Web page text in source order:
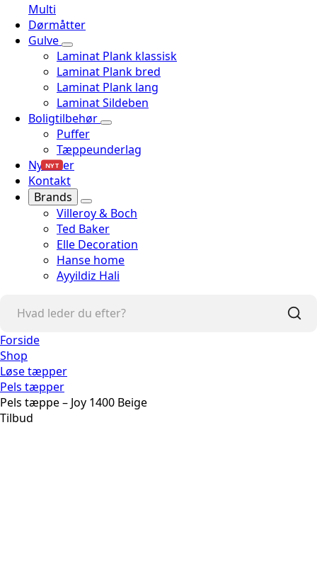
Multi
Dørmåtter
Gulve
Laminat Plank klassisk
Laminat Plank bred
Laminat Plank lang
Laminat Sildeben
Boligtilbehør
Puffer
Tæppeunderlag
Nyheder
NYT
Kontakt
Brands
Villeroy & Boch
Ted Baker
Elle Decoration
Hanse home
Ayyildiz Hali
Forside
Shop
Løse tæpper
Pels tæpper
Pels tæppe – Joy 1400 Beige
Tilbud